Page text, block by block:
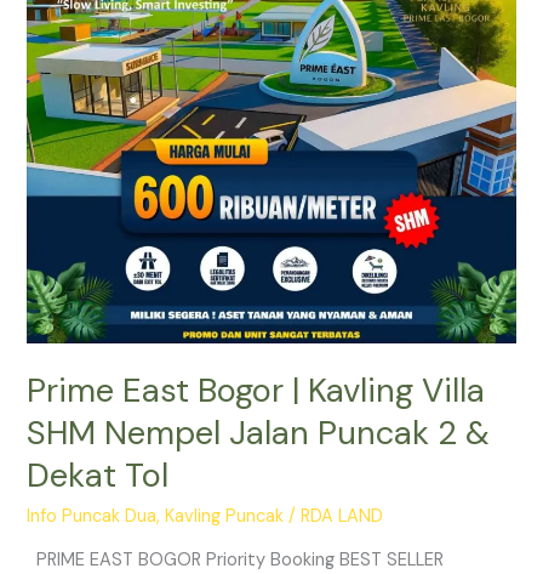
Prime East Bogor | Kavling Villa
SHM Nempel Jalan Puncak 2 &
Dekat Tol
Info Puncak Dua,Kavling Puncak /RDA LAND
PRIME EAST BOGOR Priority Booking BEST SELLER
Villa
SHM
Nempel
Jalan
Puncak
2